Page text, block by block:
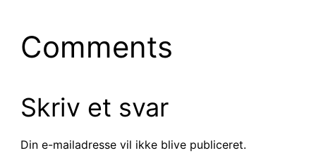
Comments
Skriv et svar
Din e-mailadresse vil ikke blive publiceret.